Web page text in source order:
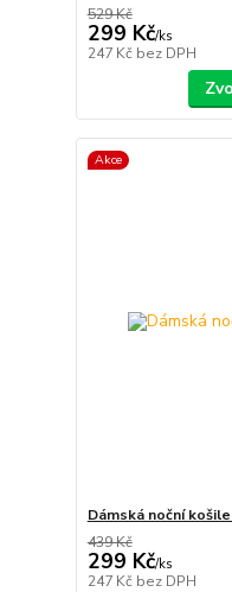
529 Kč
299 Kč/ks
247 Kč bez DPH
Akce
Dámská noční
439 Kč
299 Kč/ks
247 Kč bez DPH